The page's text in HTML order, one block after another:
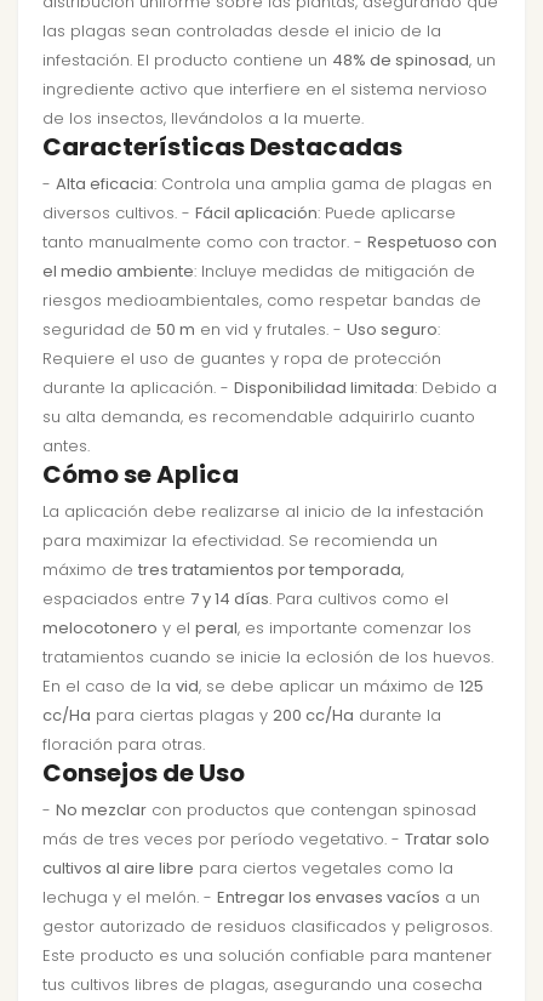
las plagas sean controladas desde el inicio de la
infestación. El producto contiene un 48% de spinosad, un
ingrediente activo que interfiere en el sistema nervioso
de los insectos, llevándolos a la muerte.
Características Destacadas
- Alta eficacia: Controla una amplia gama de plagas en
diversos cultivos. - Fácil aplicación: Puede aplicarse
tanto manualmente como con tractor. - Respetuoso con
el medio ambiente: Incluye medidas de mitigación de
riesgos medioambientales, como respetar bandas de
seguridad de 50 m en vid y frutales. - Uso seguro:
Requiere el uso de guantes y ropa de protección
durante la aplicación. - Disponibilidad limitada: Debido a
su alta demanda, es recomendable adquirirlo cuanto
antes.
Cómo se Aplica
La aplicación debe realizarse al inicio de la infestación
para maximizar la efectividad. Se recomienda un
máximo de tres tratamientos por temporada,
espaciados entre 7 y 14 días. Para cultivos como el
melocotonero y el peral, es importante comenzar los
tratamientos cuando se inicie la eclosión de los huevos.
En el caso de la vid, se debe aplicar un máximo de 125
cc/Ha para ciertas plagas y 200 cc/Ha durante la
floración para otras.
Consejos de Uso
- No mezclar con productos que contengan spinosad
más de tres veces por período vegetativo. - Tratar solo
cultivos al aire libre para ciertos vegetales como la
lechuga y el melón. - Entregar los envases vacíos a un
gestor autorizado de residuos clasificados y peligrosos.
Este producto es una solución confiable para mantener
tus cultivos libres de plagas, asegurando una cosecha